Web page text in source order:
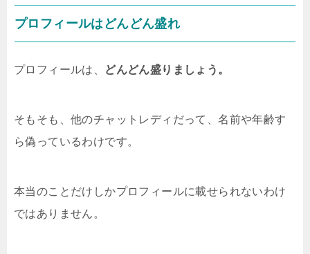
プロフィールはどんどん盛れ
プロフィールは、 どんどん盛りましょう。
そもそも、他のチャットレディだって、名前や年齢す
ら偽っているわけです。
本当のことだけしかプロフィールに載せられないわけ
ではありません。